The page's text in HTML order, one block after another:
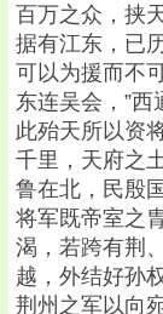
百万之众，挟
据有江东，已
可以为援而不
东连吴会，”西
此殆天所以资
千里，天府之
鲁在北，民殷
将军既帝室之
渴，若跨有荆
越，外结好孙
荆州之军以向